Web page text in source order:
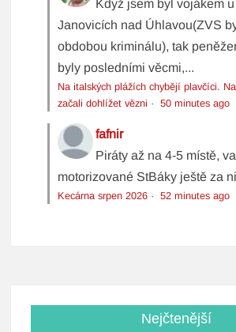
Když jsem byl vojákem
Janovicích nad Úhlavou(ZVS
obdobou kriminálu), tak
byly posledními věcmi,...
Na italských plážích chybějí plavčíci.
začali dohlížet vězni ·50 minutes ago
fafnir
Piráty až na 4-5 místě,
motorizované StBáky ještě za
Kecárna srpen 2026 ·52 minutes ago
Nejčtenější